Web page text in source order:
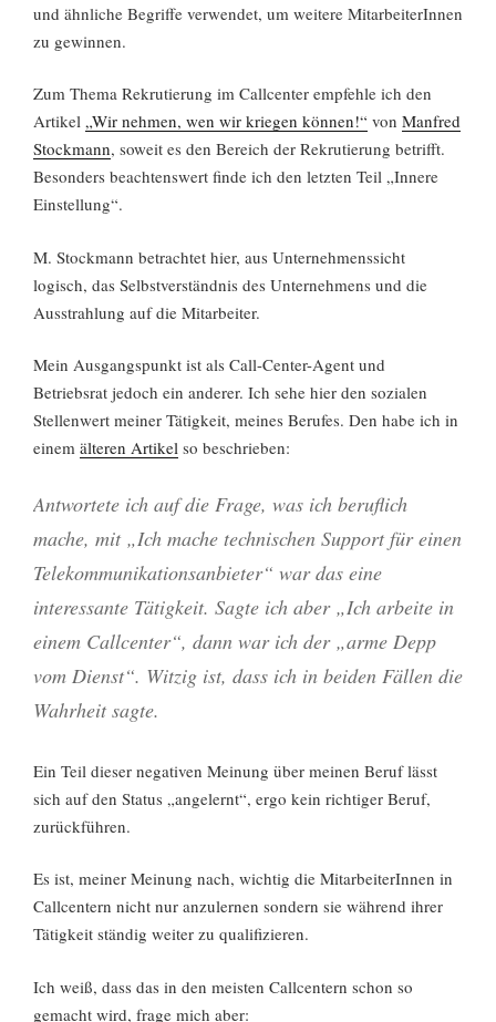
und ähnliche Begriffe verwendet, um weitere MitarbeiterInnen
zu gewinnen.
Zum Thema Rekrutierung im Callcenter empfehle ich den
Artikel „Wir nehmen, wen wir kriegen können!“ von Manfred
Stockmann, soweit es den Bereich der Rekrutierung betrifft.
Besonders beachtenswert finde ich den letzten Teil „Innere
Einstellung“.
M. Stockmann betrachtet hier, aus Unternehmenssicht
logisch, das Selbstverständnis des Unternehmens und die
Ausstrahlung auf die Mitarbeiter.
Mein Ausgangspunkt ist als Call-Center-Agent und
Betriebsrat jedoch ein anderer. Ich sehe hier den sozialen
Stellenwert meiner Tätigkeit, meines Berufes. Den habe ich in
einem älteren Artikel so beschrieben:
Antwortete ich auf die Frage, was ich beruflich
mache, mit „Ich mache technischen Support für einen
Telekommunikationsanbieter“ war das eine
interessante Tätigkeit. Sagte ich aber „Ich arbeite in
einem Callcenter“, dann war ich der „arme Depp
vom Dienst“. Witzig ist, dass ich in beiden Fällen die
Wahrheit sagte.
Ein Teil dieser negativen Meinung über meinen Beruf lässt
sich auf den Status „angelernt“, ergo kein richtiger Beruf,
zurückführen.
Es ist, meiner Meinung nach, wichtig die MitarbeiterInnen in
Callcentern nicht nur anzulernen sondern sie während ihrer
Tätigkeit ständig weiter zu qualifizieren.
Ich weiß, dass das in den meisten Callcentern schon so
gemacht wird, frage mich aber: